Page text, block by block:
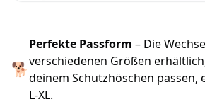
🐕
Perfekte Passform – Die
verschiedenen Größen
deinem Schutzhöschen passen,
L-XL.